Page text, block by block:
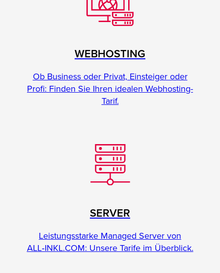
WEBHOSTING
Ob Business oder Privat, Einsteiger oder
Profi: Finden Sie Ihren idealen Webhosting-
Tarif.
SERVER
Leistungsstarke Managed Server von
ALL‑INKL.COM: Unsere Tarife im Überblick.